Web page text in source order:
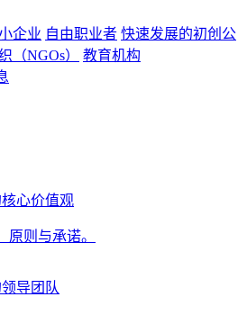
企业 自由职业者 快速发展的初创公
（NGOs）
教育机构
心价值观
原则与承诺。
导团队